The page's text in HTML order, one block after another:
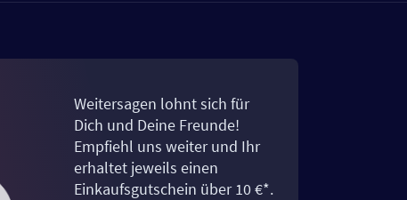
Weitersagen lohnt sich für
Dich und Deine Freunde!
Empfiehl uns weiter und Ihr
erhaltet jeweils einen
Einkaufsgutschein über 10 €*.